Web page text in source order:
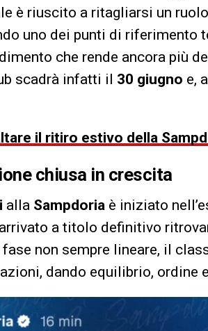
è riuscito a ritagliarsi un
uno dei punti di riferimento
che rende ancora più
scadrà infatti il 30 giugno e,
il ritiro estivo della
chiusa in crescita
alla Sampdoria è iniziato
a titolo definitivo
fase non sempre lineare, il
dando equilibrio, ordine